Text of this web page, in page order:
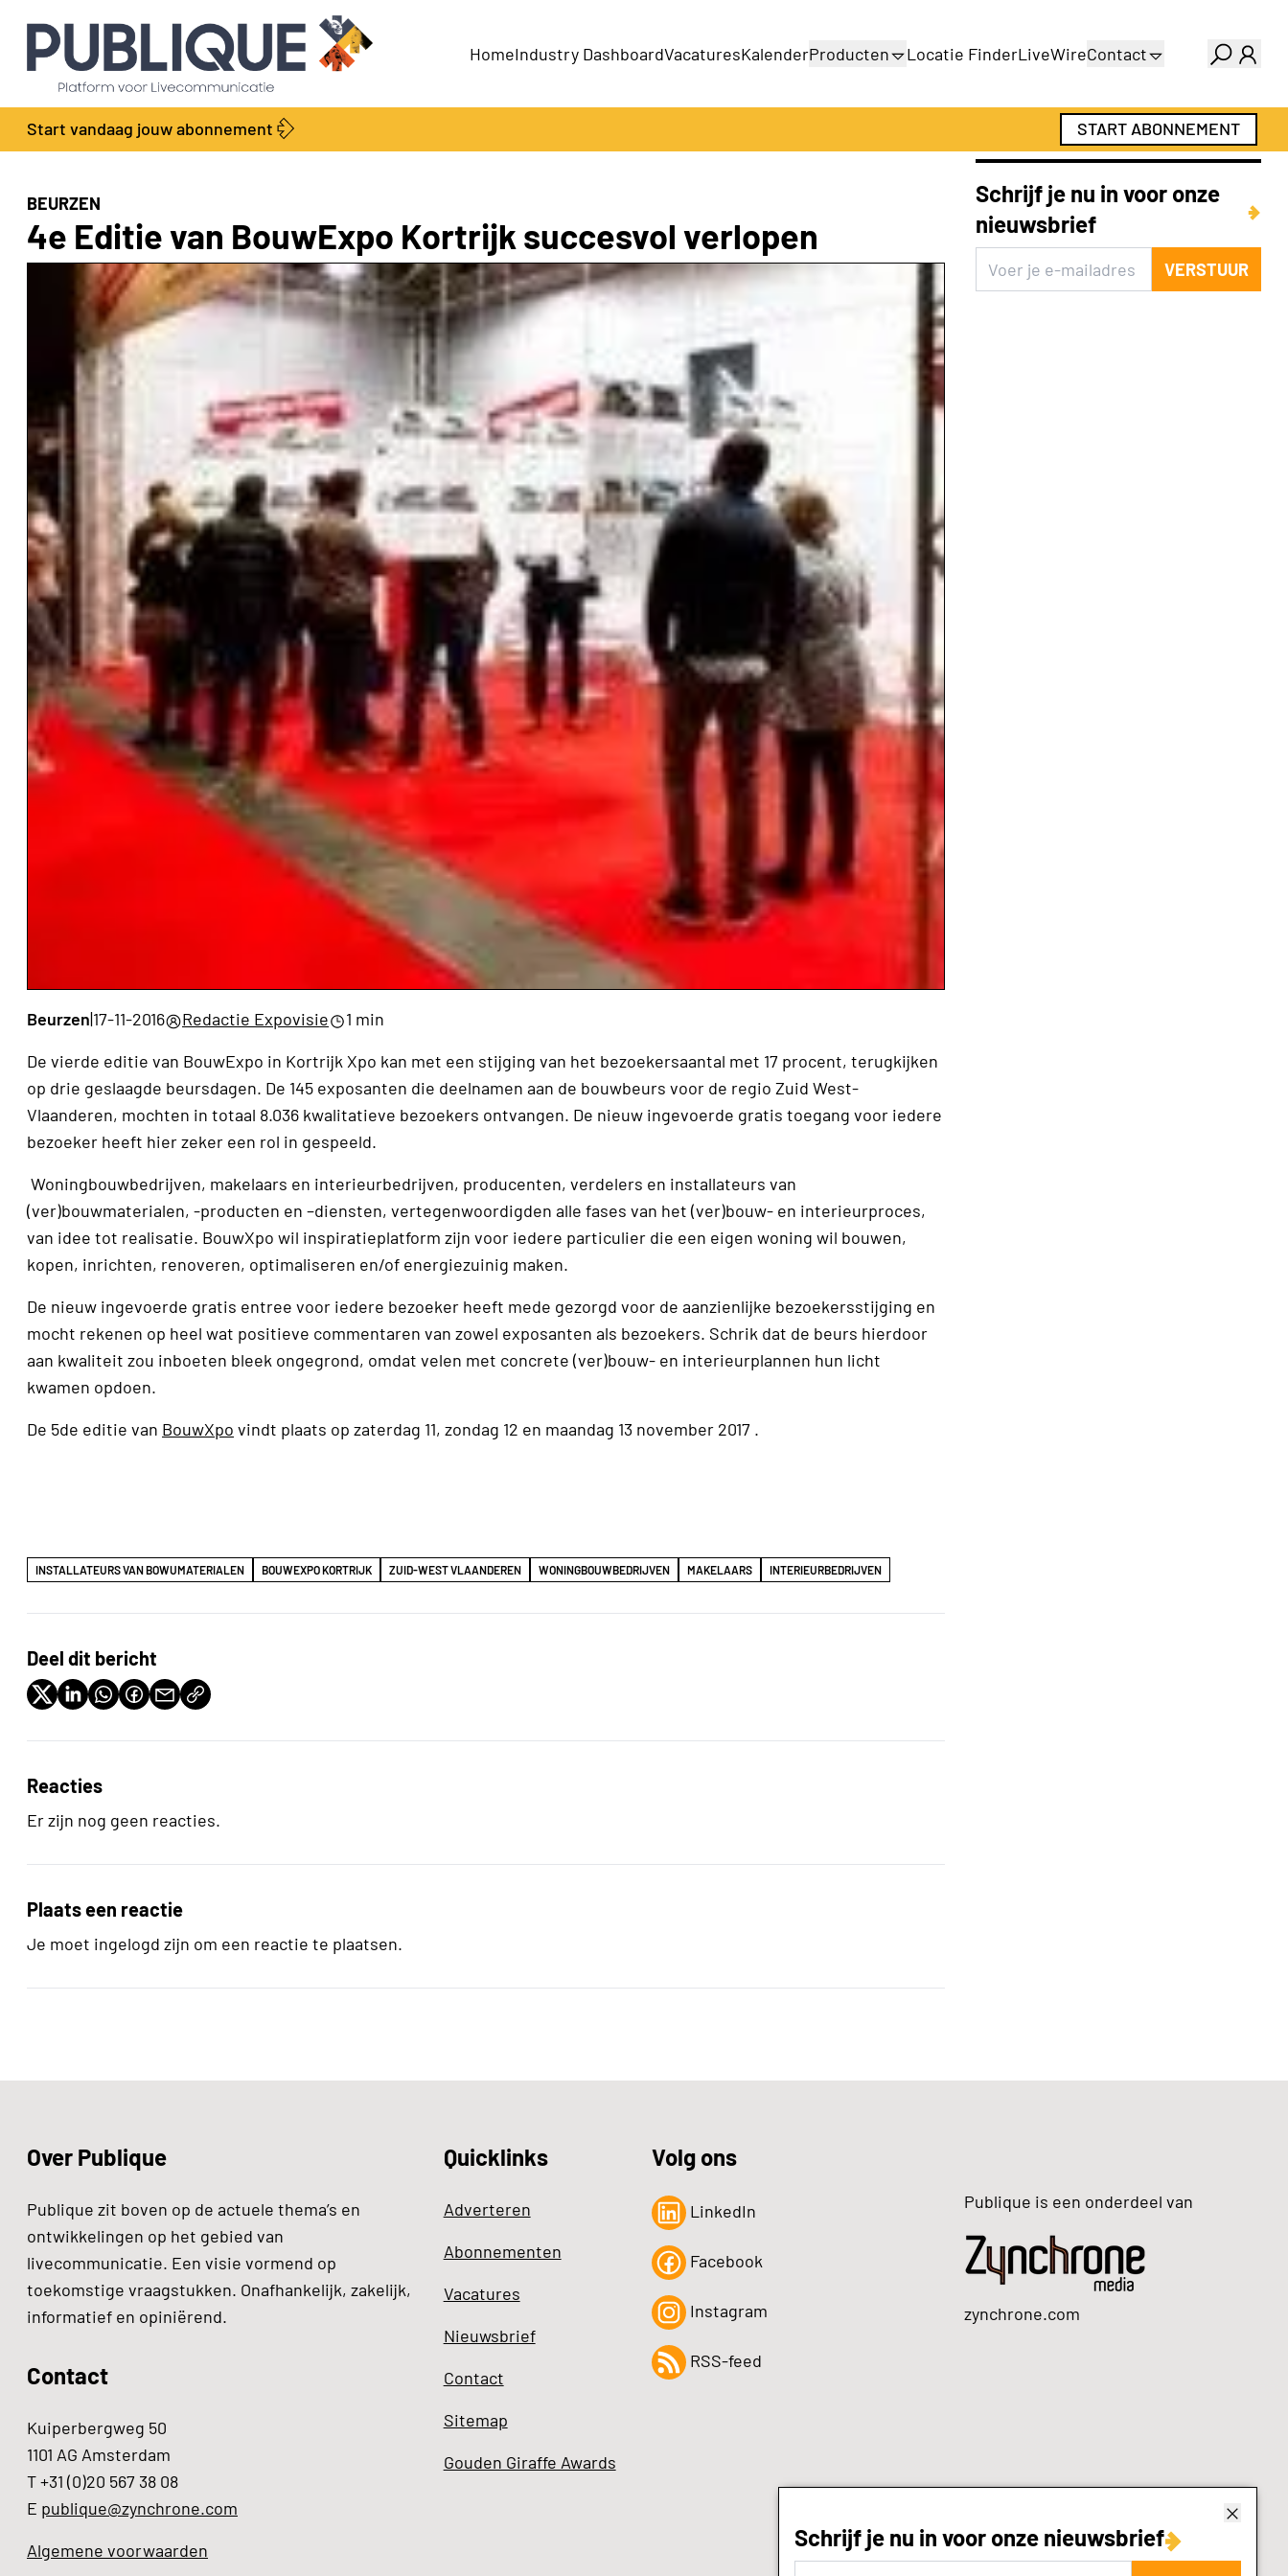
HomeIndustry DashboardVacaturesKalenderProducten
Productengids
Locatie FinderLiveWireContact
Adverteren
Abonnementen
Start vandaag jouw abonnement START ABONNEMENT
BEURZEN
4e Editie van BouwExpo Kortrijk succesvol verlopen
Beurzen|17-11-2016 Redactie Expovisie
1 min
De vierde editie van BouwExpo in Kortrijk Xpo kan met een stijging van het bezoekersaantal met 17 procent, terugkijken
op drie geslaagde beursdagen. De 145 exposanten die deelnamen aan de bouwbeurs voor de regio Zuid West-
Vlaanderen, mochten in totaal 8.036 kwalitatieve bezoekers ontvangen. De nieuw ingevoerde gratis toegang voor iedere
bezoeker heeft hier zeker een rol in gespeeld.
Woningbouwbedrijven, makelaars en interieurbedrijven, producenten, verdelers en installateurs van
(ver)bouwmaterialen, -producten en –diensten, vertegenwoordigden alle fases van het (ver)bouw- en interieurproces,
van idee tot realisatie. BouwXpo wil inspiratieplatform zijn voor iedere particulier die een eigen woning wil bouwen,
kopen, inrichten, renoveren, optimaliseren en/of energiezuinig maken.
De nieuw ingevoerde gratis entree voor iedere bezoeker heeft mede gezorgd voor de aanzienlijke bezoekersstijging en
mocht rekenen op heel wat positieve commentaren van zowel exposanten als bezoekers. Schrik dat de beurs hierdoor
aan kwaliteit zou inboeten bleek ongegrond, omdat velen met concrete (ver)bouw- en interieurplannen hun licht
kwamen opdoen.
De 5de editie van BouwXpo vindt plaats op zaterdag 11, zondag 12 en maandag 13 november 2017 .
INSTALLATEURS VAN BOWUMATERIALEN BOUWEXPO KORTRIJK ZUID-WEST VLAANDEREN WONINGBOUWBEDRIJVEN MAKELAARS INTERIEURBEDRIJVEN
Deel dit bericht
Reacties
Er zijn nog geen reacties.
Plaats een reactie
Je moet ingelogd zijn om een reactie te plaatsen.
Schrijf je nu in voor onze nieuwsbrief
Schrijf je nu in voor onze
nieuwsbrief
VERSTUUR
Over Publique
Publique zit boven op de actuele thema’s en
ontwikkelingen op het gebied van
livecommunicatie. Een visie vormend op
toekomstige vraagstukken. Onafhankelijk, zakelijk,
informatief en opiniërend.
Contact
Kuiperbergweg 50
1101 AG Amsterdam
T +31 (0)20 567 38 08
E publique@zynchrone.com
Algemene voorwaarden
Quicklinks
Adverteren
Abonnementen
Vacatures
Nieuwsbrief
Contact
Sitemap
Gouden Giraffe Awards
Volg ons
LinkedIn
Facebook
Instagram
RSS-feed
Publique is een onderdeel van
zynchrone.com